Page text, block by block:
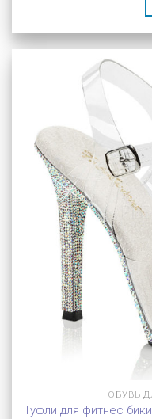
ОБУВЬ
Туфли для фитнес